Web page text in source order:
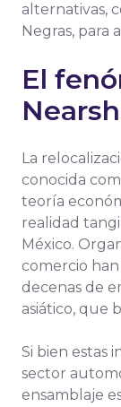
alternativas,
Negras, para
El
La
conocida
teoría
realidad
México.
comercio
decenas de
asiático, que
Si bien estas
sector
ensamblaje